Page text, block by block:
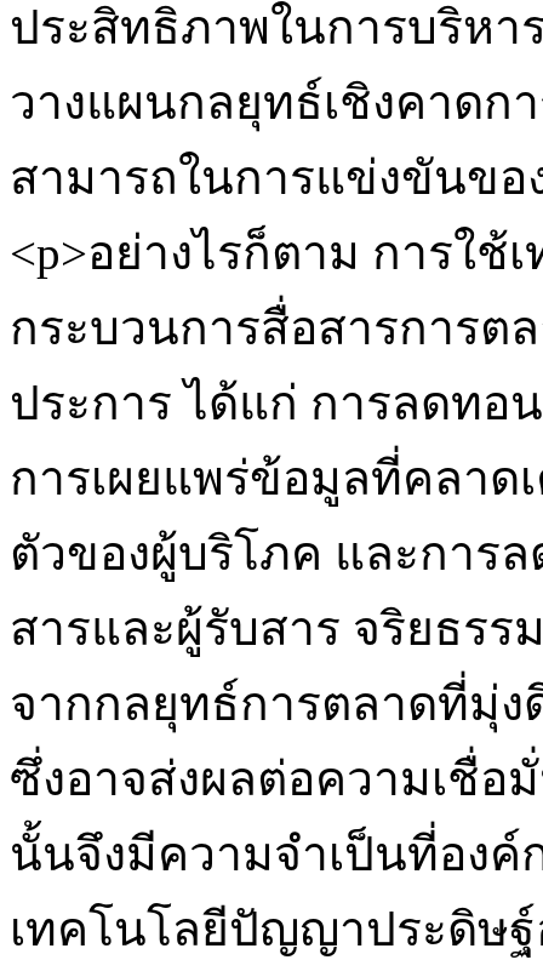
ประสิทธิภาพในการบริห
วางแผนกลยุทธ์เชิงคาด
สามารถในการแข่งขันขอ
<p>อย่างไรก็ตาม การใ
กระบวนการสื่อสารการต
ประการ ได้แก่ การลดทอ
การเผยแพร่ข้อมูลที่คลาด
ตัวของผู้บริโภค และการ
สารและผู้รับสาร จริยธร
จากกลยุทธ์การตลาดที่มุ่
ซึ่งอาจส่งผลต่อความเชื่อ
นั้นจึงมีความจำเป็นที่อง
เทคโนโลยีปัญญาประดิษฐ์